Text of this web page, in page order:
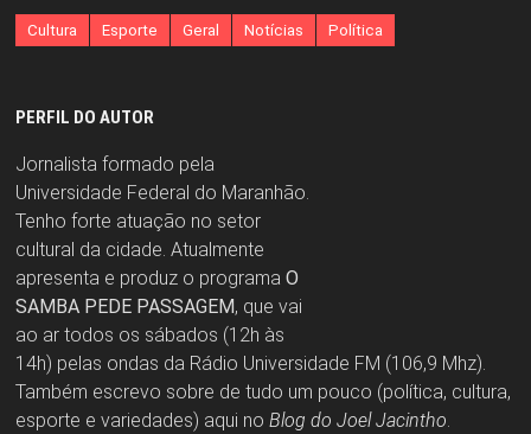
Cultura Esporte Geral Notícias Política
PERFIL DO AUTOR
Jornalista formado pela
Universidade Federal do Maranhão.
Tenho forte atuação no setor
cultural da cidade. Atualmente
apresenta e produz o programa O
SAMBA PEDE PASSAGEM, que vai
ao ar todos os sábados (12h às
14h) pelas ondas da Rádio Universidade FM (106,9 Mhz).
Também escrevo sobre de tudo um pouco (política, cultura,
esporte e variedades) aqui no Blog do Joel Jacintho